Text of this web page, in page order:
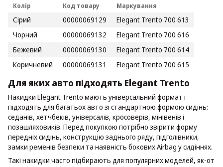
Колір Код товару Маркування
Сірий 00000069129
Elegant Trento 700 613
Чорний
00000069132
Elegant Trento 700 616
Бежевий
00000069130
Elegant Trento 700 614
Коричневий
00000069131 Elegant Trento 700 615
Для яких авто підходять Elegant Trento
Накидки Elegant Trento мають універсальний формат і
підходять для багатьох авто зі стандартною формою сидінь:
седанів, хетчбеків, універсалів, кросоверів, мінівенів і
позашляховиків. Перед покупкою потрібно звірити форму
передніх сидінь, конструкцію заднього ряду, підголівники,
замки ременів безпеки та наявність бокових Airbag у сидіннях.
Такі накидки часто підбирають для популярних моделей, як-от